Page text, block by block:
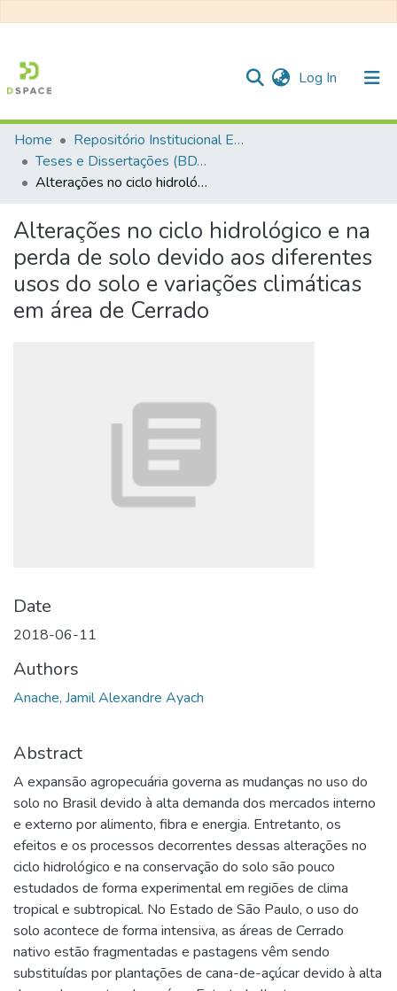
Log In (current)
Communities & Collections
All of DSpace
Statistics
Home
Repositório Institucional EESC
Teses e Dissertações (BDTD USP)
Alterações no ciclo hidrológico e na perda de solo devido aos diferentes usos do solo e variações climáticas em área de Cerrado
Alterações no ciclo hidrológico e na
perda de solo devido aos diferentes
usos do solo e variações climáticas
em área de Cerrado
Date
2018-06-11
Authors
Anache, Jamil Alexandre Ayach
Abstract
A expansão agropecuária governa as mudanças no uso do
solo no Brasil devido à alta demanda dos mercados interno
e externo por alimento, fibra e energia. Entretanto, os
efeitos e os processos decorrentes dessas alterações no
ciclo hidrológico e na conservação do solo são pouco
estudados de forma experimental em regiões de clima
tropical e subtropical. No Estado de São Paulo, o uso do
solo acontece de forma intensiva, as áreas de Cerrado
nativo estão fragmentadas e pastagens vêm sendo
substituídas por plantações de cana-de-açúcar devido à alta